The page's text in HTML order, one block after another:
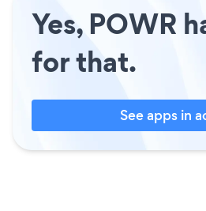
Yes, POWR
for that.
See apps in